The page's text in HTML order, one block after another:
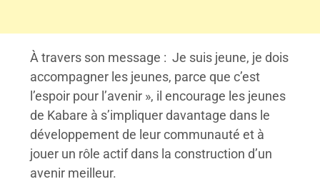
À travers son message : Je suis jeune, je dois
accompagner les jeunes, parce que c’est
l’espoir pour l’avenir », il encourage les jeunes
de Kabare à s’impliquer davantage dans le
développement de leur communauté et à
jouer un rôle actif dans la construction d’un
avenir meilleur.